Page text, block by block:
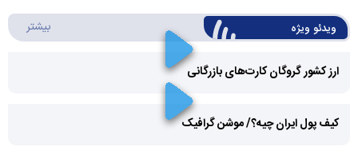
ویدئو ویژه بیشتر
ارز کشور گروگان کارت‌های بازرگانی
کیف پول ایران چیه؟/ موشن گرافیک